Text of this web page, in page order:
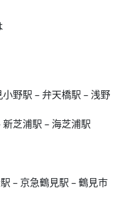
野駅 – 弁天橋駅 – 浅野
芝浦駅 – 海芝浦駅
– 京急鶴見駅 – 鶴見市